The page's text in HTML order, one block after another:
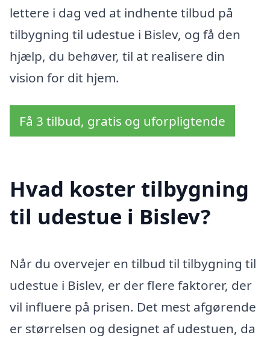
lettere i dag ved at indhente tilbud på
tilbygning til udestue i Bislev, og få den
hjælp, du behøver, til at realisere din
vision for dit hjem.
Få 3 tilbud, gratis og uforpligtende
Hvad koster tilbygning
til udestue i Bislev?
Når du overvejer en tilbud til tilbygning til
udestue i Bislev, er der flere faktorer, der
vil influere på prisen. Det mest afgørende
er størrelsen og designet af udestuen, da